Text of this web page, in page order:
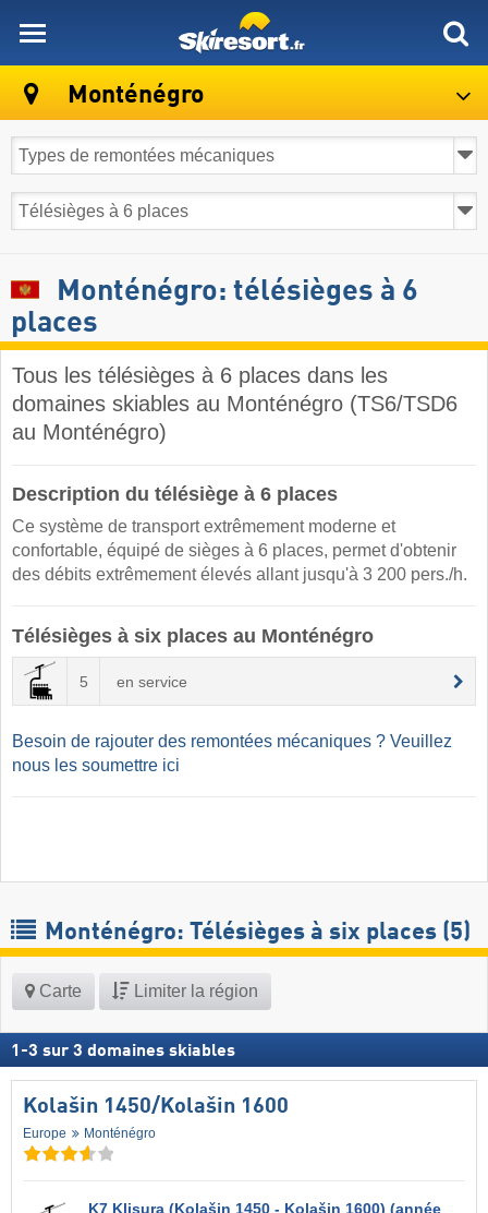
Monténégro
Monténégro: télésièges à 6
places
Tous les télésièges à 6 places dans les
domaines skiables au Monténégro (TS6/TSD6
au Monténégro)
Description du télésiège à 6 places
Ce système de transport extrêmement moderne et
confortable, équipé de sièges à 6 places, permet d'obtenir
des débits extrêmement élevés allant jusqu'à 3 200 pers./h.
Télésièges à six places au Monténégro
5 en service
Besoin de rajouter des remontées mécaniques ? Veuillez
nous les soumettre ici
Monténégro: Télésièges à six places (5)
Carte Limiter la région
1 -3 sur 3 domaines skiables
Kolašin 1450/​Kolašin 1600
Europe Monténégro
K7 Klisura (Kolašin 1450 - Kolašin 1600) (année